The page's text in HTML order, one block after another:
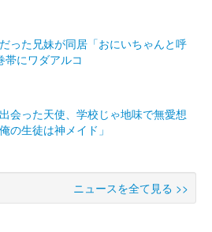
った兄妹が同居「おにいちゃんと呼
帯にワダアルコ
会った天使、学校じゃ地味で無愛想
の生徒は神メイド」
ニュースを全て見る >>